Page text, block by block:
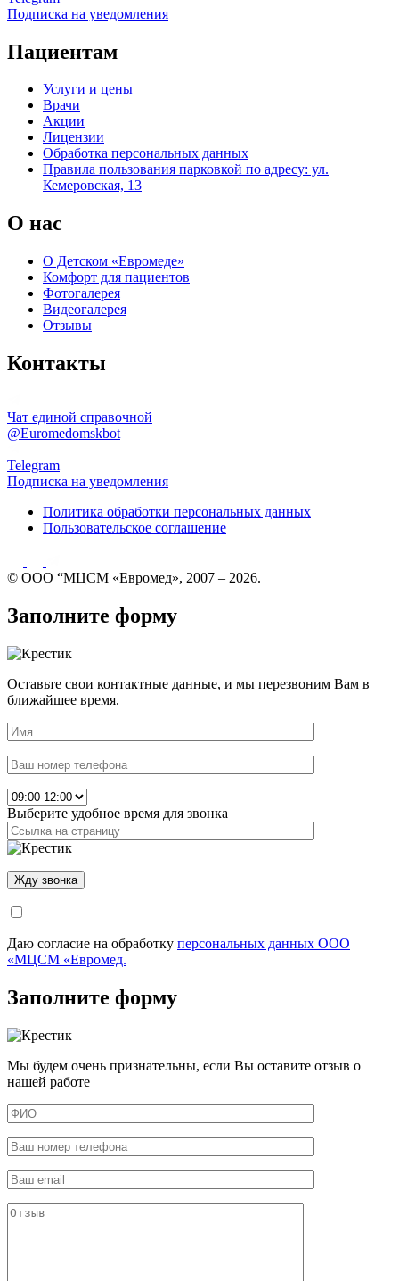
Подписка на уведомления
Пациентам
Услуги и цены
Врачи
Акции
Лицензии
Обработка персональных данных
Правила пользования парковкой по адресу: ул.
Кемеровская, 13
О нас
О Детском «Евромеде»
Комфорт для пациентов
Фотогалерея
Видеогалерея
Отзывы
Контакты
Чат единой справочной
@Euromedomskbot
Telegram
Подписка на уведомления
Политика обработки персональных данных
Пользовательское соглашение
© ООО “МЦСМ «Евромед», 2007 – 2026.
Заполните форму
Оставьте свои контактные данные, и мы перезвоним Вам в
ближайшее время.
Выберите удобное время для звонка
Даю согласие на обработку персональных данных ООО
«МЦСМ «Евромед.
Заполните форму
Мы будем очень признательны, если Вы оставите отзыв о
нашей работе